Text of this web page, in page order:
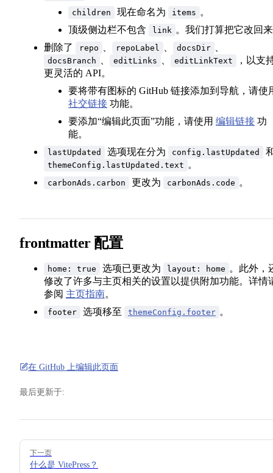
frontmatter
在 Markdown 使用 Vue
国际化
自定义
扩展默认主题
构建时数据加载
MPA 模式
children 现在命名为 items 。
顶级侧边栏不包含
link 。我们打算把它改回
删除了
repo repoLabel docsDir
docsBranch editLinks editLinkText
，以支
更灵活的 API。
要将带有图标的 GitHub 链接添加到导航，请使
社交链接 功能。
要添加“编辑此页面”功能，请使用 编辑链接 功
能。
lastUpdated 选项现在分为 config.lastUpdated
themeConfig.lastUpdated.text 。
carbonAds.carbon 更改为 carbonAds.code 。
frontmatter 配置
home: true 选项已更改为 layout: home 。此外，
修改了许多与主页相关的设置以提供附加功能。详情
参阅 主页指南。
footer 选项移至 themeConfig.footer 。
在 GitHub 上编辑此页面
最后更新于:
Pager
下一页
什么是 VitePress？